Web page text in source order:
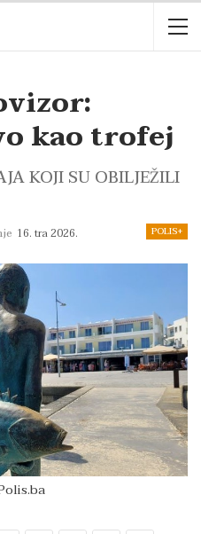
kao trofej
KOJI SU OBILJEŽILI
POLIS+
16. tra 2026.